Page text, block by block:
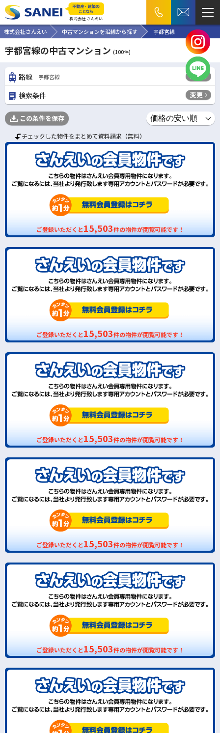
株式会社さんえい 中古マンションを沿線から探す 宇都宮線
宇都宮線の中古マンション (100件)
路線 宇都宮線 変更
検索条件 変更
この条件を保存
チェックした物件をまとめて資料請求（無料）
ご登録いただくと15,503件の物件が閲覧可能です！
ご登録いただくと15,503件の物件が閲覧可能です！
ご登録いただくと15,503件の物件が閲覧可能です！
ご登録いただくと15,503件の物件が閲覧可能です！
ご登録いただくと15,503件の物件が閲覧可能です！